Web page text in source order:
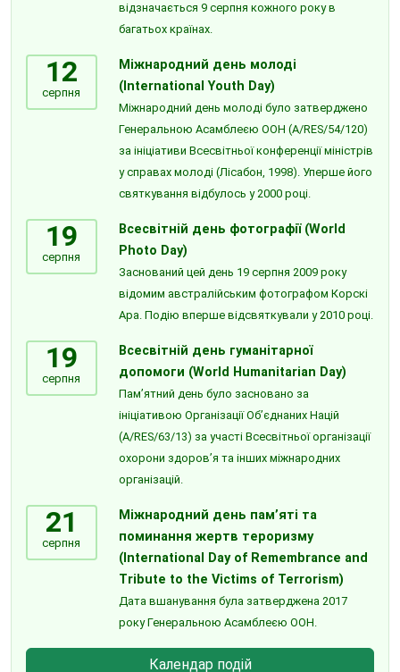
відзначається 9 серпня кожного року в
багатьох країнах.
12
серпня
Міжнародний день молоді
(International Youth Day)
Міжнародний день молоді було затверджено
Генеральною Асамблеєю ООН (A/RES/54/120)
за ініціативи Всесвітньої конференції міністрів
у справах молоді (Лісабон, 1998). Уперше його
святкування відбулось у 2000 році.
19
серпня
Всесвітній день фотографії (World
Photo Day)
Заснований цей день 19 серпня 2009 року
відомим австралійським фотографом Корскі
Ара. Подію вперше відсвяткували у 2010 році.
19
серпня
Всесвітній день гуманітарної
допомоги (World Humanitarian Day)
Пам’ятний день було засновано за
ініціативою Організації Об’єднаних Націй
(A/RES/63/13) за участі Всесвітньої організації
охорони здоров’я та інших міжнародних
організацій.
21
серпня
Міжнародний день пам’яті та
поминання жертв тероризму
(International Day of Remembrance and
Tribute to the Victims of Terrorism)
Дата вшанування була затверджена 2017
року Генеральною Асамблеєю ООН.
Календар подій